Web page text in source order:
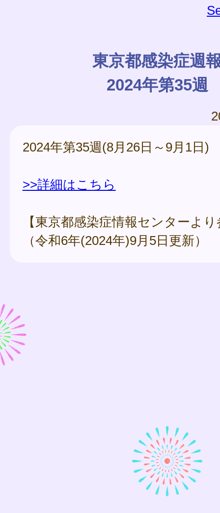
東京都感染症週
2024年第35週
2024年第35週(8月26日～9月1日)
>>詳細はこちら
【東京都感染症情報センターよ
（令和6年(2024年)9月5日更新）